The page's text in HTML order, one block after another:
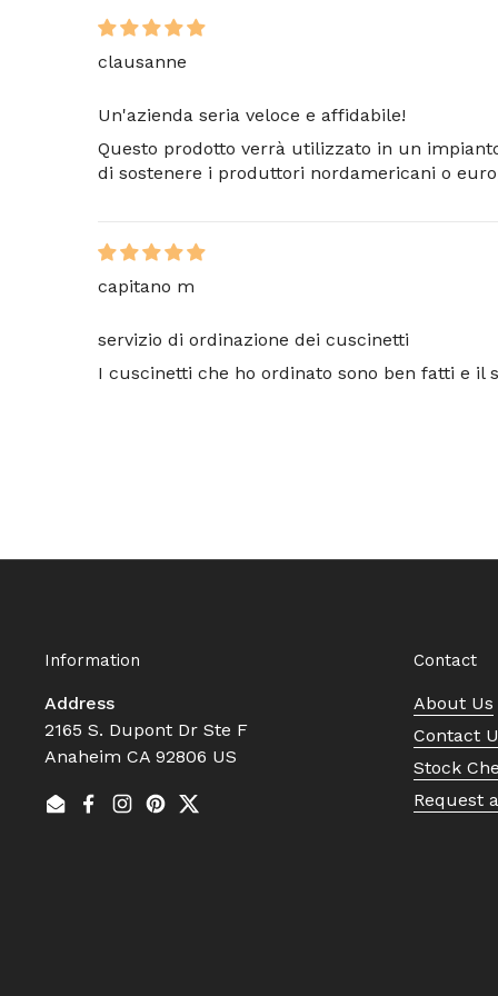
clausanne
Un'azienda seria veloce e affidabile!
Questo prodotto verrà utilizzato in un
di sostenere i produttori nordamericani o
capitano m
servizio di ordinazione dei cuscinetti
I cuscinetti che ho ordinato sono ben fatti e il
Information
Address
2165 S. Dupont Dr Ste F
Anaheim CA 92806 US
EmailFacebook
Instagram
Pinterest
Twitter
Contact
About Us
Contact
Stock
Request